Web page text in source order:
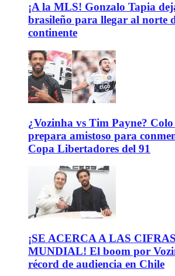
¡A la MLS! Gonzalo Tapia
brasileño para llegar al norte
continente
¿Vozinha vs Tim Payne?
prepara amistoso para
Copa Libertadores del 91
¡SE ACERCA A LAS
MUNDIAL! El boom por
récord de audiencia en Chile